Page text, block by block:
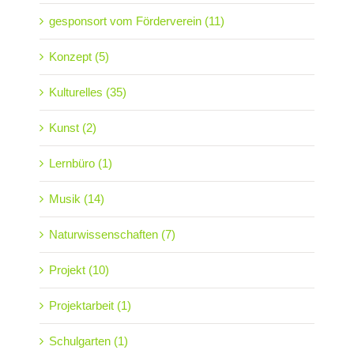
gesponsort vom Förderverein (11)
Konzept (5)
Kulturelles (35)
Kunst (2)
Lernbüro (1)
Musik (14)
Naturwissenschaften (7)
Projekt (10)
Projektarbeit (1)
Schulgarten (1)